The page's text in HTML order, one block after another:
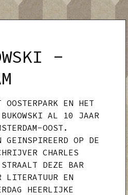
-
OOSTERPARK EN HET
AL 10 JAAR
OOST.
GEINSPIREERD OP DE
CHARLES
DEZE BAR
EN
HEERLIJKE